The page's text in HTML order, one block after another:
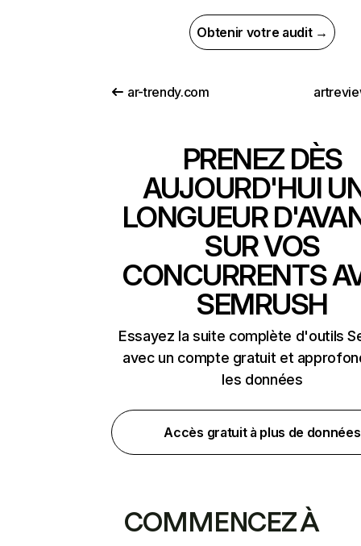
Obtenir votre audit →
ar-trendy.com
PRENEZ DÈS
AUJOURD'HUI
LONGUEUR
SUR VOS
CONCURRENTS
SEMRUSH
Essayez la suite complète d'outils
avec un compte gratuit et
les données
Accès gratuit à plus de données
COMMENCEZ À